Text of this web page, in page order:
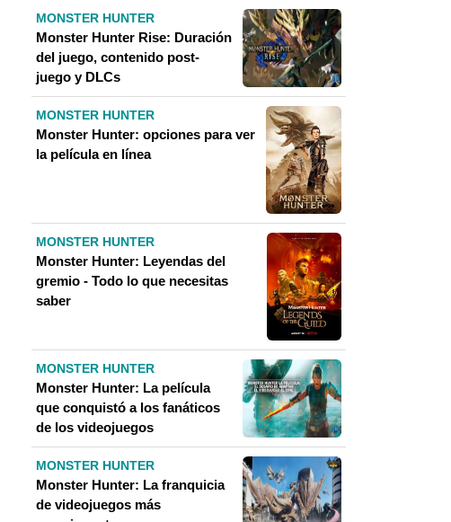
MONSTER HUNTER
Monster Hunter Rise: Duración
del juego, contenido post-
juego y DLCs
MONSTER HUNTER
Monster Hunter: opciones para ver
la película en línea
MONSTER HUNTER
Monster Hunter: Leyendas del
gremio - Todo lo que necesitas
saber
MONSTER HUNTER
Monster Hunter: La película
que conquistó a los fanáticos
de los videojuegos
MONSTER HUNTER
Monster Hunter: La franquicia
de videojuegos más